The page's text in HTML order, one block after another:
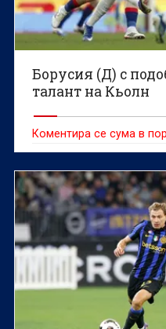
Борусия (Д) с
талант на Кьолн
Коментира се сума в